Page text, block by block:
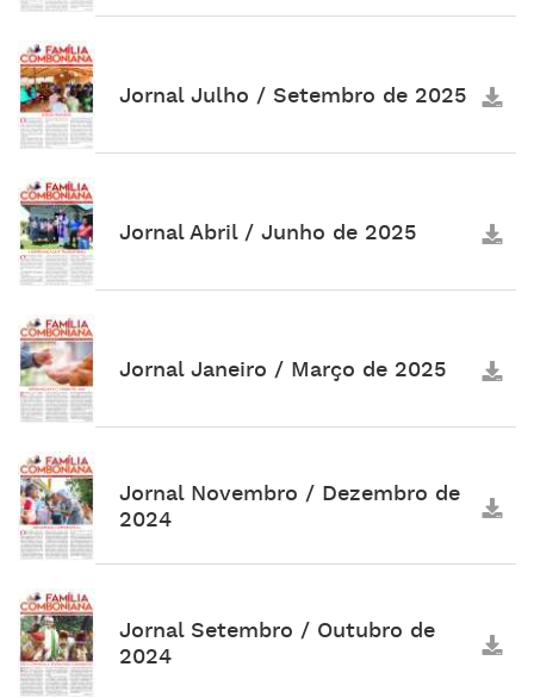
Jornal Julho / Setembro de 2025
Jornal Abril / Junho de 2025
Jornal Janeiro / Março de 2025
Jornal Novembro / Dezembro de
2024
Jornal Setembro / Outubro de
2024